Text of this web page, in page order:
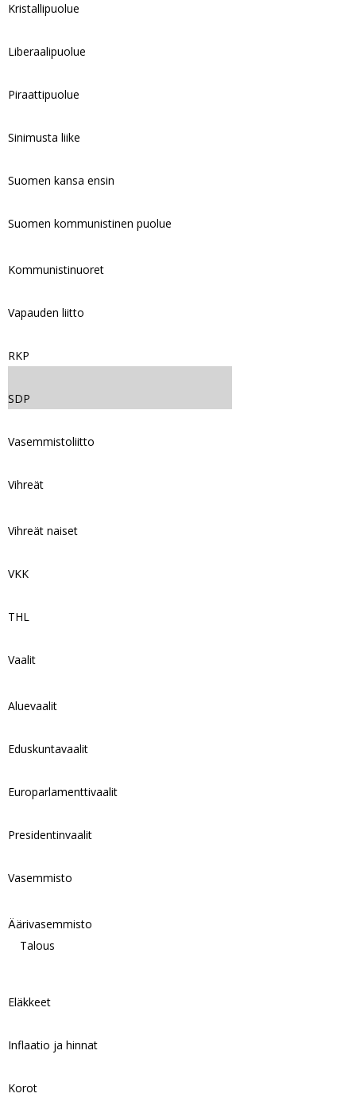
Kristallipuolue
Liberaalipuolue
Piraattipuolue
Sinimusta liike
Suomen kansa ensin
Suomen kommunistinen puolue
Kommunistinuoret
Vapauden liitto
RKP
SDP
Vasemmistoliitto
Vihreät
Vihreät naiset
VKK
THL
Vaalit
Aluevaalit
Eduskuntavaalit
Europarlamenttivaalit
Presidentinvaalit
Vasemmisto
Äärivasemmisto
Talous
Eläkkeet
Inflaatio ja hinnat
Korot